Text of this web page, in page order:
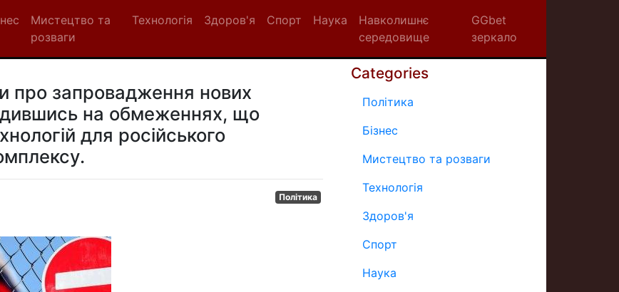
Мистецтво та
розваги
Технологія Здоров'я Спорт Наука
Навколишнє
середовище
GGbet
зеркало
про запровадження нових
на обмеженнях, що
для російського
Політика
Categories
Політика
Бізнес
Мистецтво та розваги
Технологія
Здоров'я
Спорт
Наука